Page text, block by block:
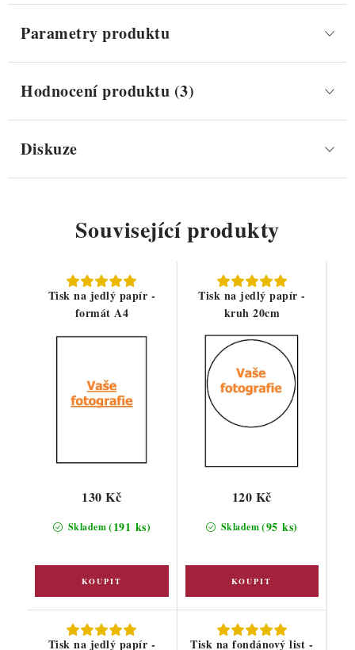
Parametry produktu
Hodnocení produktu (3)
Diskuze
Související produkty
Tisk na jedlý papír -
formát A4
Skladem(191 ks)
130 Kč
Tisk na jedlý papír -
kruh 20cm
Skladem(95 ks)
120 Kč
Tisk na jedlý papír - Tisk na fondánový list -